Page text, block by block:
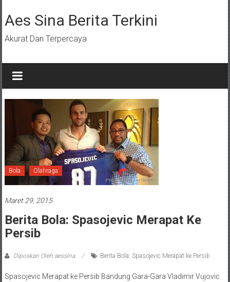
ke
konten
Aes Sina Berita Terkini
Akurat Dan Terpercaya
Bola Olahraga
Maret 29, 2015
Berita Bola: Spasojevic Merapat Ke
Persib
Diposkan Oleh:aessina Berita Bola: Spasojevic Merapat ke Persib
Spasojevic Merapat ke Persib Bandung Gara-Gara Vladimir Vujovic